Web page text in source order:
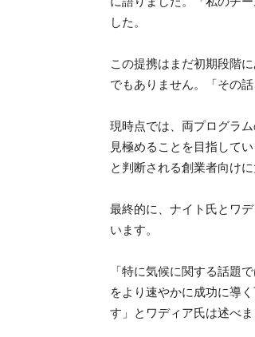
した。
この提携はまだ初期段階
でもありません。「その
現時点では、両プログラ
見極めることを目指して
と判断される創業者向け
最終的に、ナイト氏とワ
います。
「特に気候に関する話題
をより速やかに成功に導
す」とワディア氏は述べま